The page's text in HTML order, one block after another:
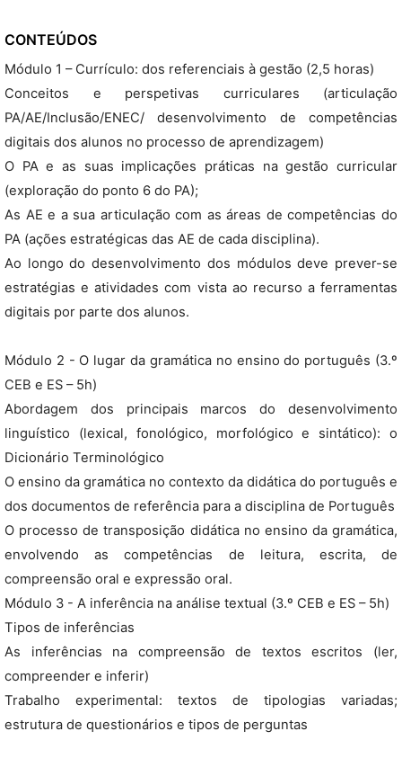
CONTEÚDOS
Módulo 1 – Currículo: dos referenciais à gestão (2,5 horas)
Conceitos e perspetivas curriculares (articulação
PA/AE/Inclusão/ENEC/ desenvolvimento de competências
digitais dos alunos no processo de aprendizagem)
O PA e as suas implicações práticas na gestão curricular
(exploração do ponto 6 do PA);
As AE e a sua articulação com as áreas de competências do
PA (ações estratégicas das AE de cada disciplina).
Ao longo do desenvolvimento dos módulos deve prever-se
estratégias e atividades com vista ao recurso a ferramentas
digitais por parte dos alunos.
Módulo 2 - O lugar da gramática no ensino do português (3.º
CEB e ES – 5h)
Abordagem dos principais marcos do desenvolvimento
linguístico (lexical, fonológico, morfológico e sintático): o
Dicionário Terminológico
O ensino da gramática no contexto da didática do português e
dos documentos de referência para a disciplina de Português
O processo de transposição didática no ensino da gramática,
envolvendo as competências de leitura, escrita, de
compreensão oral e expressão oral.
Módulo 3 - A inferência na análise textual (3.º CEB e ES – 5h)
Tipos de inferências
As inferências na compreensão de textos escritos (ler,
compreender e inferir)
Trabalho experimental: textos de tipologias variadas;
estrutura de questionários e tipos de perguntas